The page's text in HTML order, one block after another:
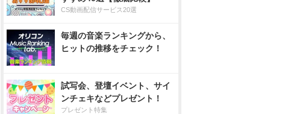
CS動画配信サービス20選
毎週の音楽ランキングから、
ヒットの推移をチェック！
試写会、登壇イベント、サイ
ンチェキなどプレゼント！
プレゼント特集